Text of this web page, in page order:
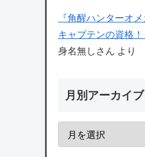
『角醒ハンターオ
キャプテンの資格
身名無しさん より
月別アーカイブ